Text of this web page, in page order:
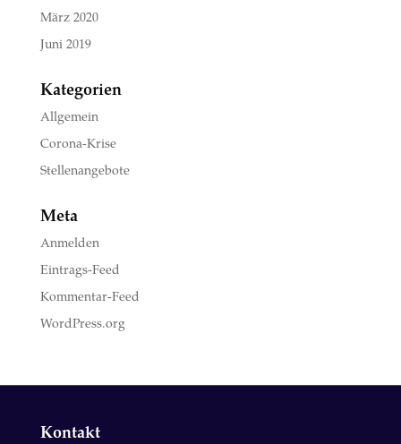
März 2020
Juni 2019
Kategorien
Allgemein
Corona-Krise
Stellenangebote
Meta
Anmelden
Eintrags-Feed
Kommentar-Feed
WordPress.org
Kontakt